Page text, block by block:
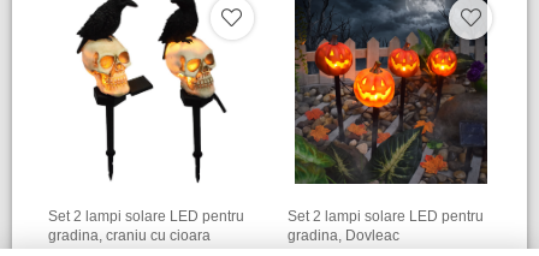
Set 2 lampi solare LED pentru
gradina, craniu cu cioara
Set 2 lampi solare LED pentru
gradina, Dovleac